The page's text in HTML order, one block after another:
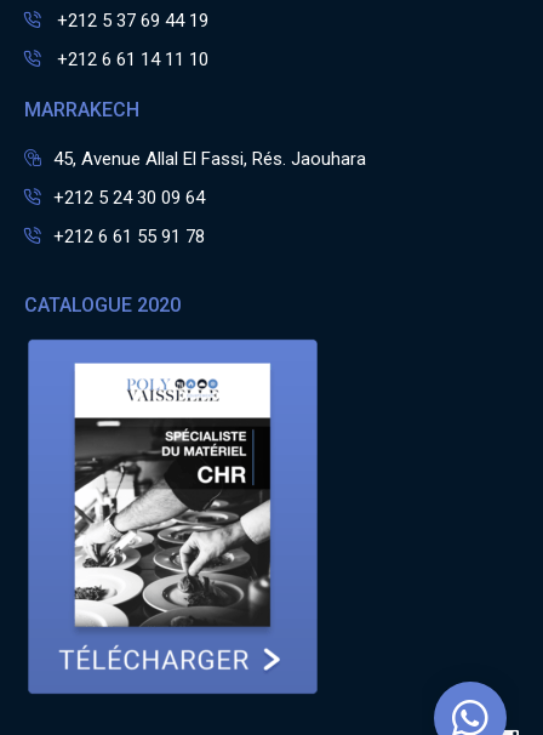
+212 5 37 69 44 19
+212 6 61 14 11 10
MARRAKECH
45, Avenue Allal El Fassi, Rés. Jaouhara
+212 5 24 30 09 64
+212 6 61 55 91 78
CATALOGUE 2020